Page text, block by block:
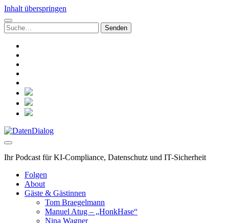
Inhalt überspringen
Suchen
nach:
social_icon_custom_1
social_icon_custom_2
social_icon_custom_3
DatenDialog
Ihr Podcast für KI-Compliance, Datenschutz und IT-Sicherheit
Folgen
About
Gäste & Gästinnen
Tom Braegelmann
Manuel Atug – „HonkHase“
Nina Wagner